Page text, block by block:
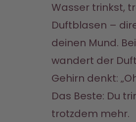
Wasser trinkst,
Duftblasen –
deinen Mund.
wandert der
Gehirn denkt:
Das Beste: Du
trotzdem mehr.